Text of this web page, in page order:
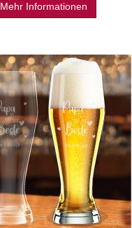
Mehr Informationen